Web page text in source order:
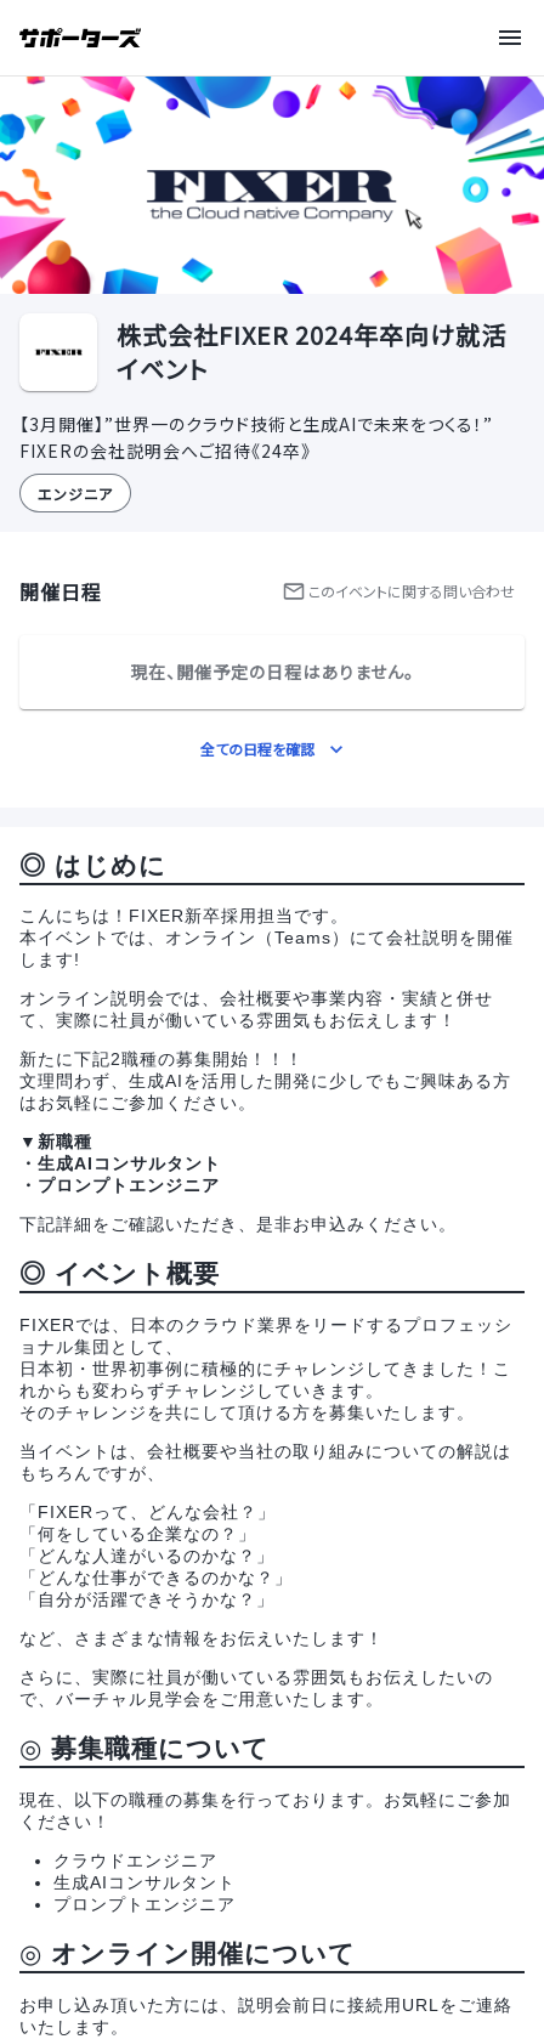
株式会社FIXER 2024年卒向け就活
イベント
【3月開催】”世界一のクラウド技術と生成AIで未来をつくる！”
FIXERの会社説明会へご招待《24卒》
エンジニア
開催日程 このイベントに関する問い合わせ
現在、開催予定の日程はありません。
全ての日程を確認
◎ はじめに
こんにちは！FIXER新卒採用担当です。
本イベントでは、オンライン（Teams）にて会社説明を開催
します!
オンライン説明会では、会社概要や事業内容・実績と併せ
て、実際に社員が働いている雰囲気もお伝えします！
新たに下記2職種の募集開始！！！
文理問わず、生成AIを活用した開発に少しでもご興味ある方
はお気軽にご参加ください。
▼新職種
・生成AIコンサルタント
・プロンプトエンジニア
下記詳細をご確認いただき、是非お申込みください。
◎ イベント概要
FIXERでは、日本のクラウド業界をリードするプロフェッシ
ョナル集団として、
日本初・世界初事例に積極的にチャレンジしてきました！こ
れからも変わらずチャレンジしていきます。
そのチャレンジを共にして頂ける方を募集いたします。
当イベントは、会社概要や当社の取り組みについての解説は
もちろんですが、
「FIXERって、どんな会社？」
「何をしている企業なの？」
「どんな人達がいるのかな？」
「どんな仕事ができるのかな？」
「自分が活躍できそうかな？」
など、さまざまな情報をお伝えいたします！
さらに、実際に社員が働いている雰囲気もお伝えしたいの
で、バーチャル見学会をご用意いたします。
◎ 募集職種について
現在、以下の職種の募集を行っております。お気軽にご参加
ください！
クラウドエンジニア
生成AIコンサルタント
プロンプトエンジニア
◎ オンライン開催について
お申し込み頂いた方には、説明会前日に接続用URLをご連絡
いたします。